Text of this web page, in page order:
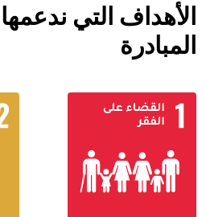
الأهداف التي
المبادرة